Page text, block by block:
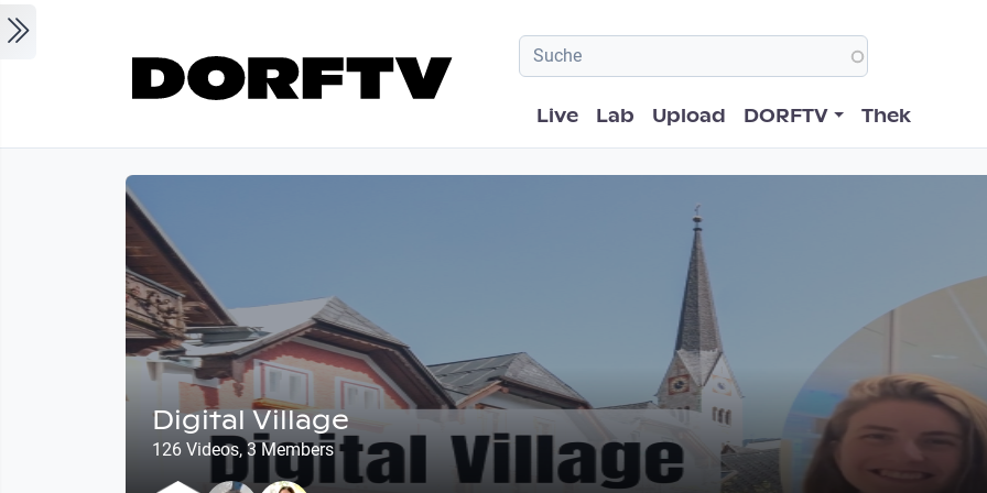
Hauptnavigation
Live Lab Upload DORFTV Thek
Digital Village
126 Videos, 3 Members